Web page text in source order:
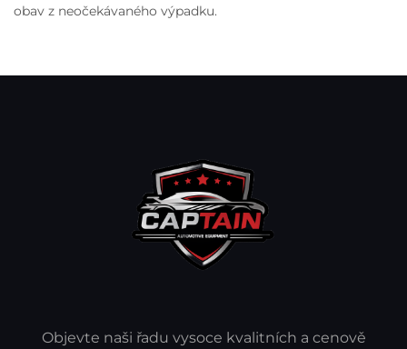
obav z neočekávaného výpadku.
Objevte naši řadu vysoce kvalitních a cenově